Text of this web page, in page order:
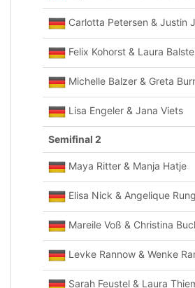
Carlotta Petersen & Justin
Felix Kohorst & Laura
Michelle Balzer & Greta
Lisa Engeler & Jana Viets
Semifinal 2
Maya Ritter & Manja Hatje
Elisa Nick & Angelique
Mareile Voß & Christina
Levke Rannow & Wenke
Sarah Feustel & Laura